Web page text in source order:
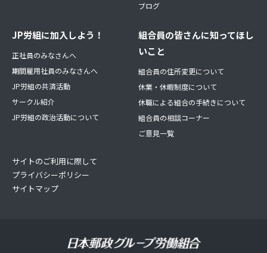
ブログ
JP労組に加入しよう！
正社員のみなさんへ
期間雇用社員のみなさんへ
JP労組の共済活動
サークル紹介
JP労組の政治活動について
組合員の皆さんに知ってほし
いこと
組合員の住所変更について
休業・休暇制度について
休職による組合の手続きについて
組合員の相談コーナー
ご意見一覧
サイトのご利用に際して
プライバシーポリシー
サイトマップ